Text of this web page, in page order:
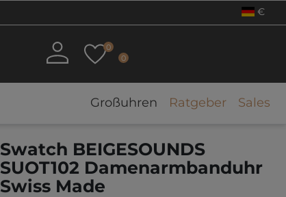
€
0
0
Großuhren Ratgeber Sales
Swatch BEIGESOUNDS
SUOT102 Damenarmbanduhr
Swiss Made